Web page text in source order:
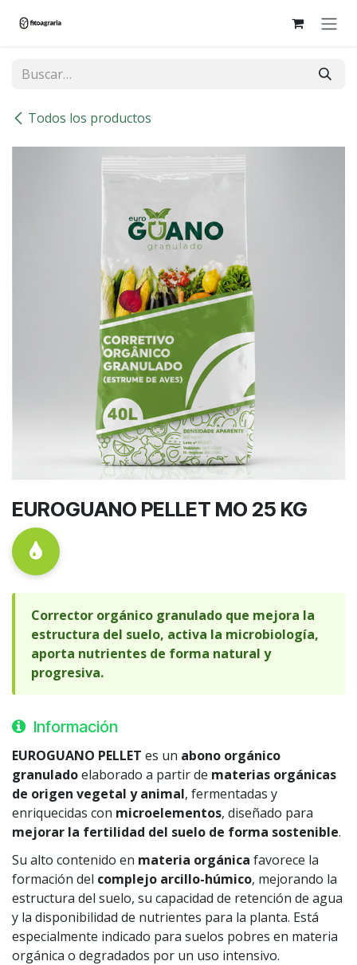
Todos los productos
EUROGUANO PELLET MO 25 KG
Corrector orgánico granulado que mejora la
estructura del suelo, activa la microbiología,
aporta nutrientes de forma natural y
progresiva.
Información
EUROGUANO PELLET es un abono orgánico
granuladoelaborado a partir de materias orgánicas
de origen vegetal y animal, fermentadas y
enriquecidas con microelementos, diseñado para
mejorar la fertilidad del suelo de forma sostenible.
Su alto contenido en materia orgánica favorece la
formación del complejo arcillo-húmico, mejorando la
estructura del suelo, su capacidad de retención de agua
y la disponibilidad de nutrientes para la planta. Está
especialmente indicado para suelos pobres en materia
orgánica o degradados por un uso intensivo.